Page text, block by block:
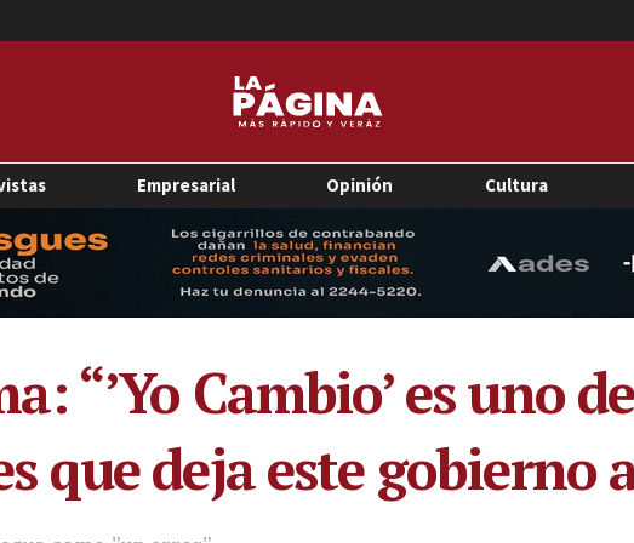
Empresarial Opinión Cultura
“’Yo Cambio’ es uno
que deja este gobierno